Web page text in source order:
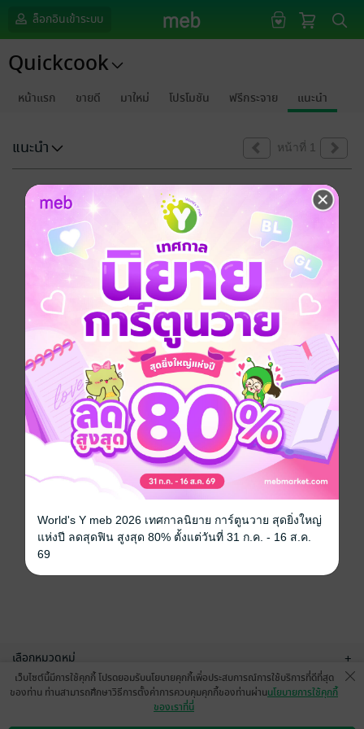
ล็อกอินเข้าระบบ
Quickcook
หน้าแรก ขายดี มาใหม่ โปรโมชัน ฟรีกระจาย แนะนำ
แนะนำ หน้าที่ 1
ขออภัยด้วยนะคะ
ไม่พบข้อมูลในหัวข้อที่คุณกำลังชมค่ะ
เลือกหมวดหมู่ +
บริการช่วยเหลือ
เว็บไซต์นี้มีการใช้คุกกี้ โปรดยอมรับนโยบายคุกกี้เพื่อประสบการณ์การใช้บริการที่ดีที่สุด
ของท่าน ท่านสามารถศึกษาวิธีการตั้งค่าการควบคุมคุกกี้ของท่านผ่านนโยบายการใช้คุกกี้
ของเราที่นี่
World's Y meb 2026 เทศกาลนิยาย การ์ตูนวาย สุดยิ่งใหญ่
แห่งปี ลดสุดฟิน สูงสุด 80% ตั้งแต่วันที่ 31 ก.ค. - 16 ส.ค.
69